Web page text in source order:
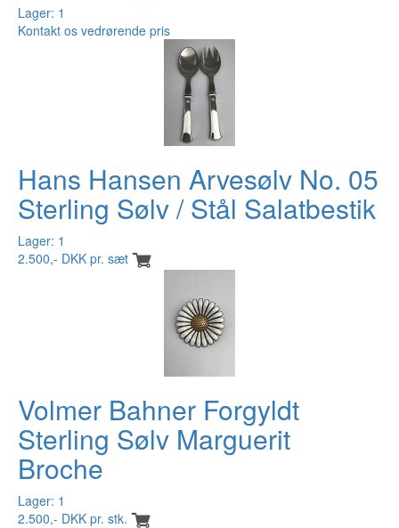
Lager: 1
Kontakt os vedrørende pris
Hans Hansen Arvesølv No. 05
Sterling Sølv / Stål Salatbestik
Lager: 1
2.500,- DKK pr. sæt
Volmer Bahner Forgyldt
Sterling Sølv Marguerit
Broche
Lager: 1
2.500,- DKK pr. stk.